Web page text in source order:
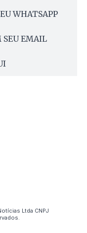
WHATSAPP
SEU EMAIL
Ltda CNPJ